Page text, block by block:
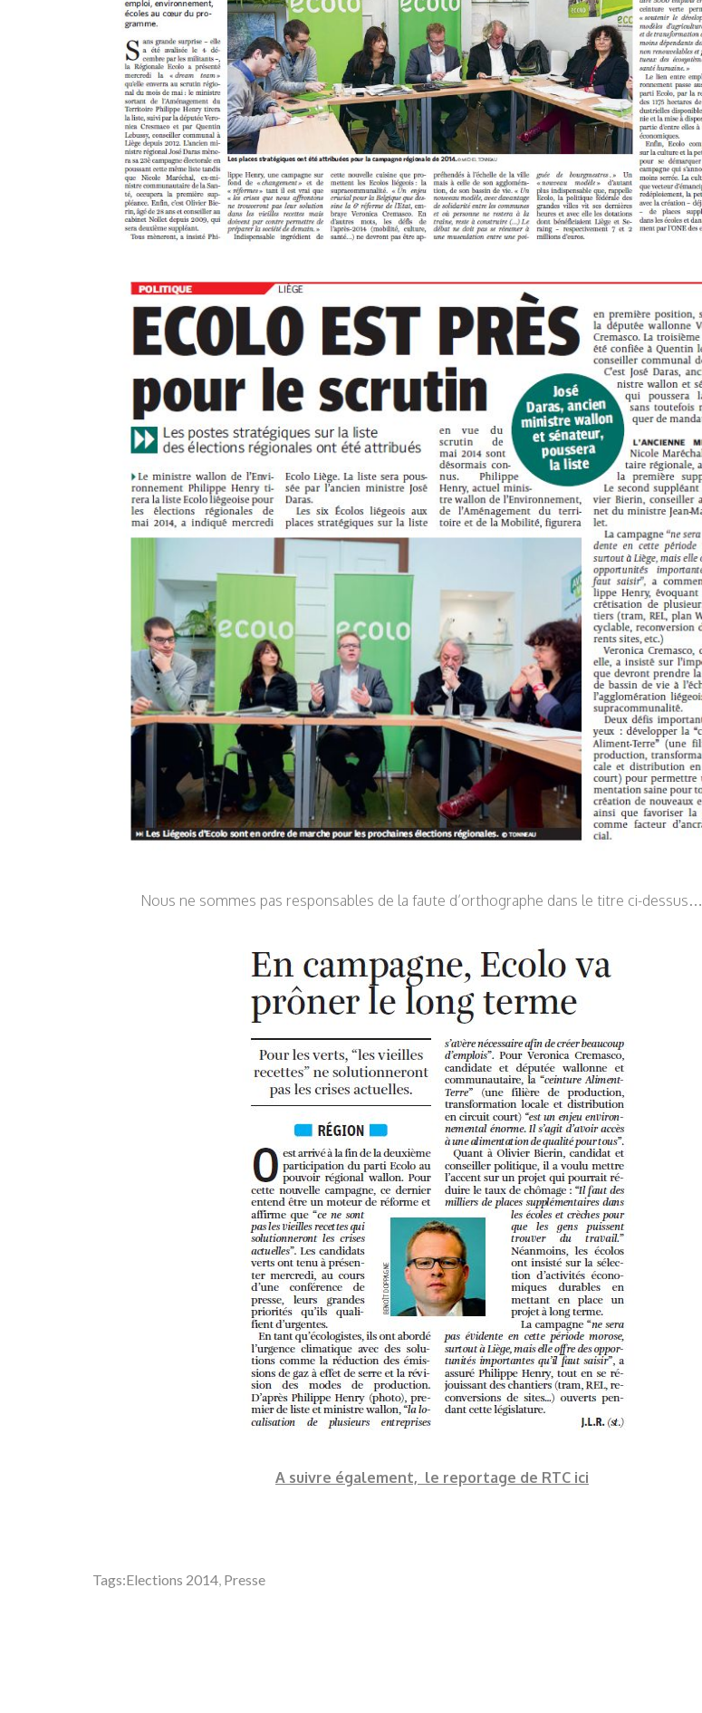
Nous ne sommes pas responsables de la faute d’orthographe dans le titre ci-dessus…
A suivre également, le reportage de RTC ici
Tags:Elections 2014, Presse